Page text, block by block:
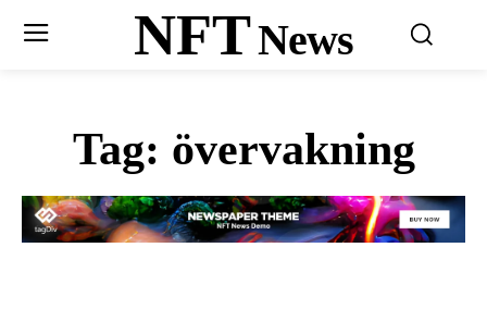
NFTNews
Tag: övervakning